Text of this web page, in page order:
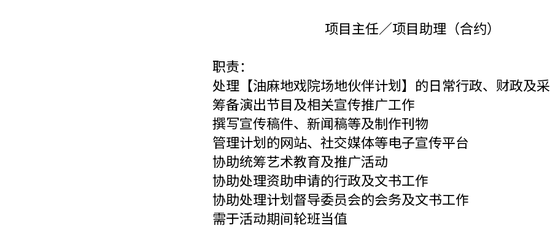
项目主任／项目助理（合约）
职责：
处理【油麻地戏院场地伙伴计划】的日常行政、财政及
筹备演出节目及相关宣传推广工作
撰写宣传稿件、新闻稿等及制作刊物
管理计划的网站、社交媒体等电子宣传平台
协助统筹艺术教育及推广活动
协助处理资助申请的行政及文书工作
协助处理计划督导委员会的会务及文书工作
需于活动期间轮班当值